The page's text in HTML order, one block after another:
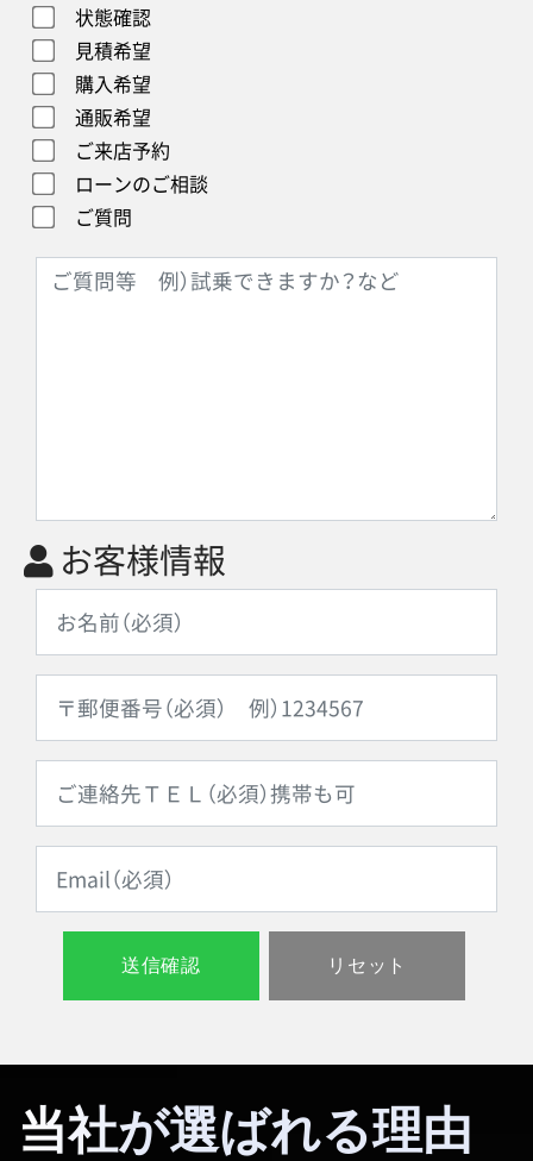
状態確認
見積希望
購入希望
通販希望
ご来店予約
ローンのご相談
ご質問
お客様情報
当社が選ばれる理由